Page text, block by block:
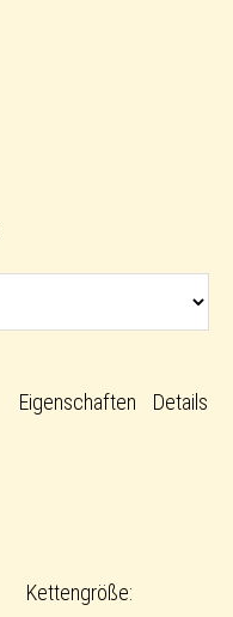
Eigenschaften Details
Kettengröße: